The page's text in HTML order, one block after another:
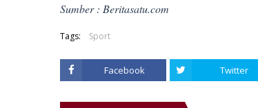
Sumber : Beritasatu.com
Tags: Sport
Facebook Twitter